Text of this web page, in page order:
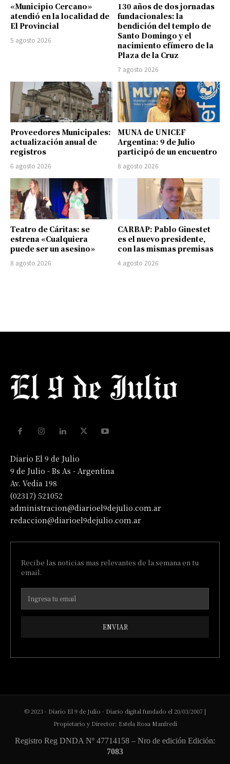
«Municipio Cercano»
atendió en la localidad de
El Provincial
5 agosto 2026
130 años de dos jornadas
fundacionales: la
bendición del templo de
Santo Domingo y el
nacimiento efímero de la
Plaza de la Cruz
7 agosto 2026
Proveedores Municipales:
actualización anual de
registros
6 agosto 2026
MUNA de UNICEF
Argentina: 9 de Julio
participó de un encuentro
8 agosto 2026
Teatro de Cáritas: se
estrena «Cualquiera
puede ser un asesino»
8 agosto 2026
CARBAP: Pablo Ginestet
es el nuevo presidente,
con las mismas premisas
4 agosto 2026
Diario El 9 de Julio
9 de Julio - Bs As - Argentina
Av. Vedia 198
(02317) 521052
administracion@diarioel9dejulio.com.ar
redaccion@diarioel9dejulio.com.ar
Recibe las noticias mas relevantes de la semana en tu
email.
ENVIAR
© 2023 - Diario El 9 de Julio - Diario digital fundado el 20/03/2007 |
Propietario y Director: Estela Rosa Manfredi
Registro Reg DNDA Nº 47714158 – Nro de edición Edición:
7083